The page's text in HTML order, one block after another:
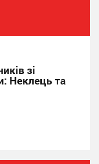
зі
Неклець та